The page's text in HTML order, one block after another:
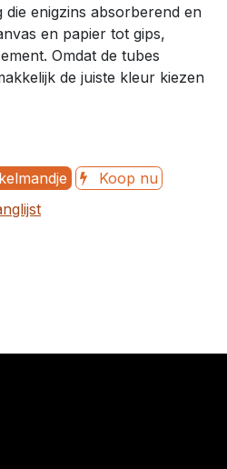
enigzins absorberend en
en papier tot gips,
Omdat de tubes
de juiste kleur kiezen
Koop nu